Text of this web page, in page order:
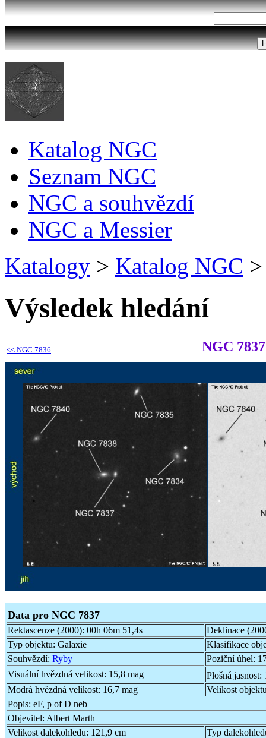
Katalog NGC
Seznam NGC
NGC a souhvězdí
NGC a Messier
Katalogy > Katalog NGC >
Výsledek hledání
<< NGC 7836 NGC 7837
Data pro NGC 7837
Rektascenze (2000): 00h 06m 51,4s
Deklinace
Typ objektu: Galaxie
Klasifikace
Souhvězdí: Ryby Poziční úhel:
Visuální hvězdná velikost: 15,8 mag Plošná jasnost:
Modrá hvězdná velikost: 16,7 mag
Velikost
Popis: eF, p of D neb
Objevitel: Albert Marth
Velikost dalekohledu: 121,9 cm
Typ